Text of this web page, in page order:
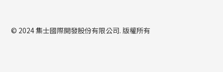
© 2024 集士國際開發股份有限公司. 版權所有